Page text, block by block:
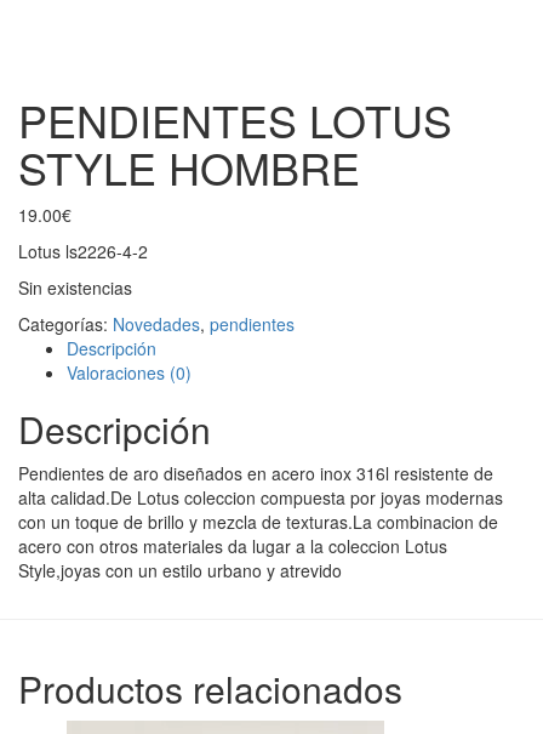
PENDIENTES LOTUS
STYLE HOMBRE
19.00€
Lotus ls2226-4-2
Sin existencias
Categorías: Novedades, pendientes
Descripción
Valoraciones (0)
Descripción
Pendientes de aro diseñados en acero inox 316l resistente de
alta calidad.De Lotus coleccion compuesta por joyas modernas
con un toque de brillo y mezcla de texturas.La combinacion de
acero con otros materiales da lugar a la coleccion Lotus
Style,joyas con un estilo urbano y atrevido
Productos relacionados